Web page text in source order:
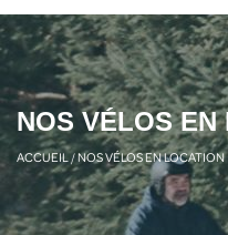
NOS VÉLOS EN
ACCUEIL/NOS VÉLOS EN LOCATION